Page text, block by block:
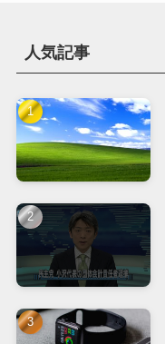
人気記事